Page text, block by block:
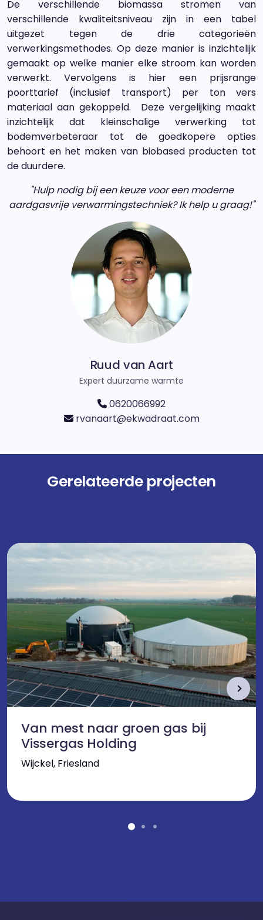
De verschillende biomassa stromen van
verschillende kwaliteitsniveau zijn in een tabel
uitgezet tegen de drie categorieën
verwerkingsmethodes. Op deze manier is inzichtelijk
gemaakt op welke manier elke stroom kan worden
verwerkt. Vervolgens is hier een prijsrange
poorttarief (inclusief transport) per ton vers
materiaal aan gekoppeld. Deze vergelijking maakt
inzichtelijk dat kleinschalige verwerking tot
bodemverbeteraar tot de goedkopere opties
behoort en het maken van biobased producten tot
de duurdere.
"Hulp nodig bij een keuze voor een moderne
aardgasvrije verwarmingstechniek? Ik help u graag!"
Ruud van Aart
Expert duurzame warmte
0620066992
rvanaart@ekwadraat.com
Gerelateerde projecten
Van mest naar groen gas bij
Vissergas Holding
Wijckel, Friesland